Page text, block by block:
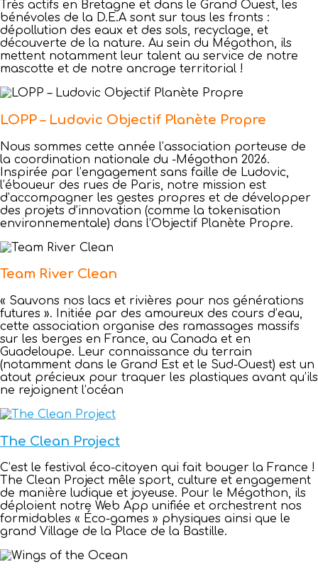
Très actifs en Bretagne et dans le Grand Ouest, les
bénévoles de la D.E.A sont sur tous les fronts :
dépollution des eaux et des sols, recyclage, et
découverte de la nature. Au sein du Mégothon, ils
mettent notamment leur talent au service de notre
mascotte et de notre ancrage territorial !
LOPP – Ludovic Objectif Planète Propre
Nous sommes cette année l’association porteuse de
la coordination nationale du -Mégothon 2026.
Inspirée par l’engagement sans faille de Ludovic,
l’éboueur des rues de Paris, notre mission est
d’accompagner les gestes propres et de développer
des projets d’innovation (comme la tokenisation
environnementale) dans l’Objectif Planète Propre.
Team River Clean
« Sauvons nos lacs et rivières pour nos générations
futures ». Initiée par des amoureux des cours d’eau,
cette association organise des ramassages massifs
sur les berges en France, au Canada et en
Guadeloupe. Leur connaissance du terrain
(notamment dans le Grand Est et le Sud-Ouest) est un
atout précieux pour traquer les plastiques avant qu’ils
ne rejoignent l’océan
The Clean Project
C’est le festival éco-citoyen qui fait bouger la France !
The Clean Project mêle sport, culture et engagement
de manière ludique et joyeuse. Pour le Mégothon, ils
déploient notre Web App unifiée et orchestrent nos
formidables « Éco-games » physiques ainsi que le
grand Village de la Place de la Bastille.